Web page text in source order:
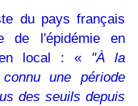
du pays français
de l'épidémie en
local : « "À la
une période
des seuils depuis